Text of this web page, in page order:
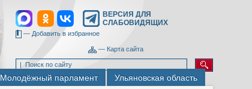
ВЕРСИЯ ДЛЯ
СЛАБОВИДЯЩИХ
— Добавить в избранное
— Карта сайта
Молодёжный парламент Ульяновская область